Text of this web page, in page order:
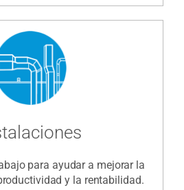
para ayudar a mejorar la
y la rentabilidad.